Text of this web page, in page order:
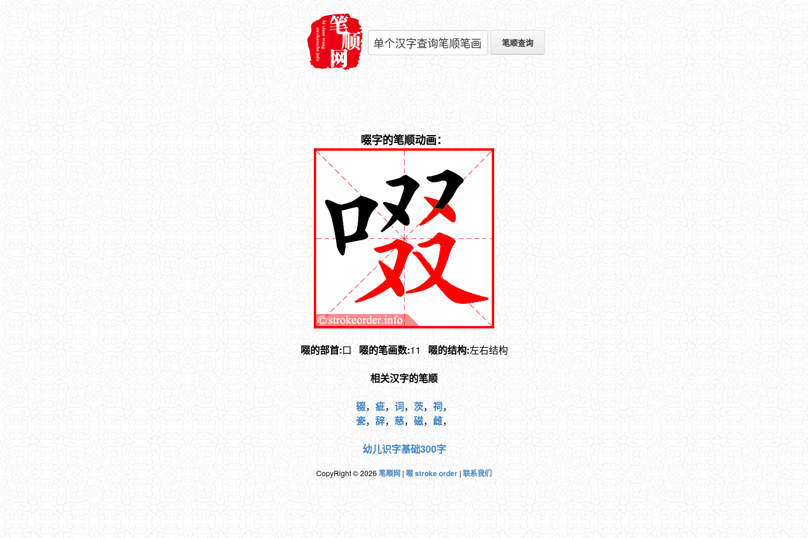
啜字的笔顺动画：
啜的部首:口 啜的笔画数:11 啜的结构:左右结构
相关汉字的笔顺
辍， 疵， 词， 茨， 祠，
瓷， 辞， 慈， 磁， 雌，
幼儿识字基础300字
CopyRight © 2026 笔顺网 | 啜 stroke order | 联系我们